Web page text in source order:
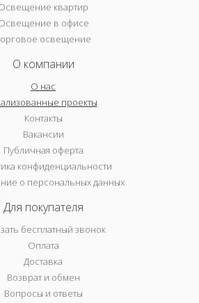
квартир
в офисе
освещение
О компании
О нас
проекты
Контакты
Вакансии
Публичная оферта
конфиденциальности
о персональных данных
Для покупателя
бесплатный звонок
Оплата
Доставка
Возврат и обмен
Вопросы и ответы